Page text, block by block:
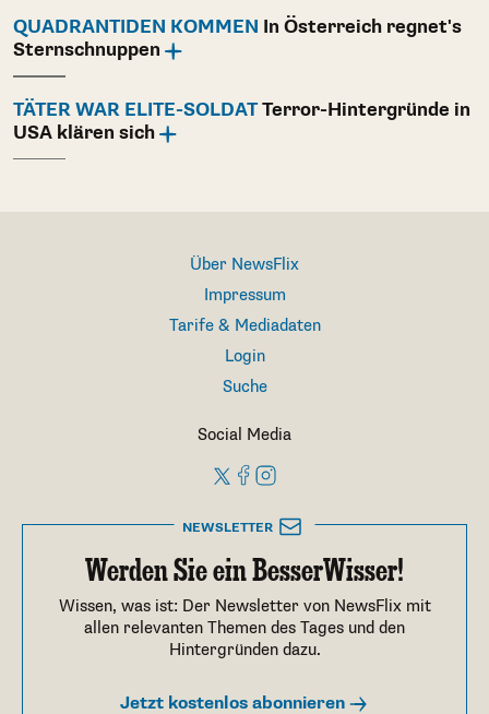
QUADRANTIDEN KOMMEN In Österreich regnet's
Sternschnuppen
TÄTER WAR ELITE-SOLDATTerror-Hintergründe in
USA klären sich
Über NewsFlix
Impressum
Tarife & Mediadaten
Login
Suche
Social Media
NEWSLETTER
Werden Sie ein BesserWisser!
Wissen, was ist: Der Newsletter von NewsFlix mit
allen relevanten Themen des Tages und den
Hintergründen dazu.
Jetzt kostenlos abonnieren